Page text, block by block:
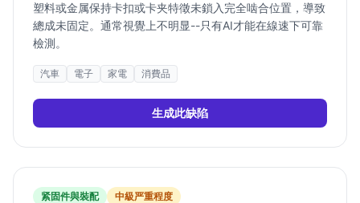
塑料或金属保持卡扣或卡夹特徵未鎖入完全啮合位置，導致
總成未固定。通常視覺上不明显--只有AI才能在線速下可靠
檢測。
汽車 電子 家電 消費品
生成此缺陷
紧固件與裝配 中級严重程度